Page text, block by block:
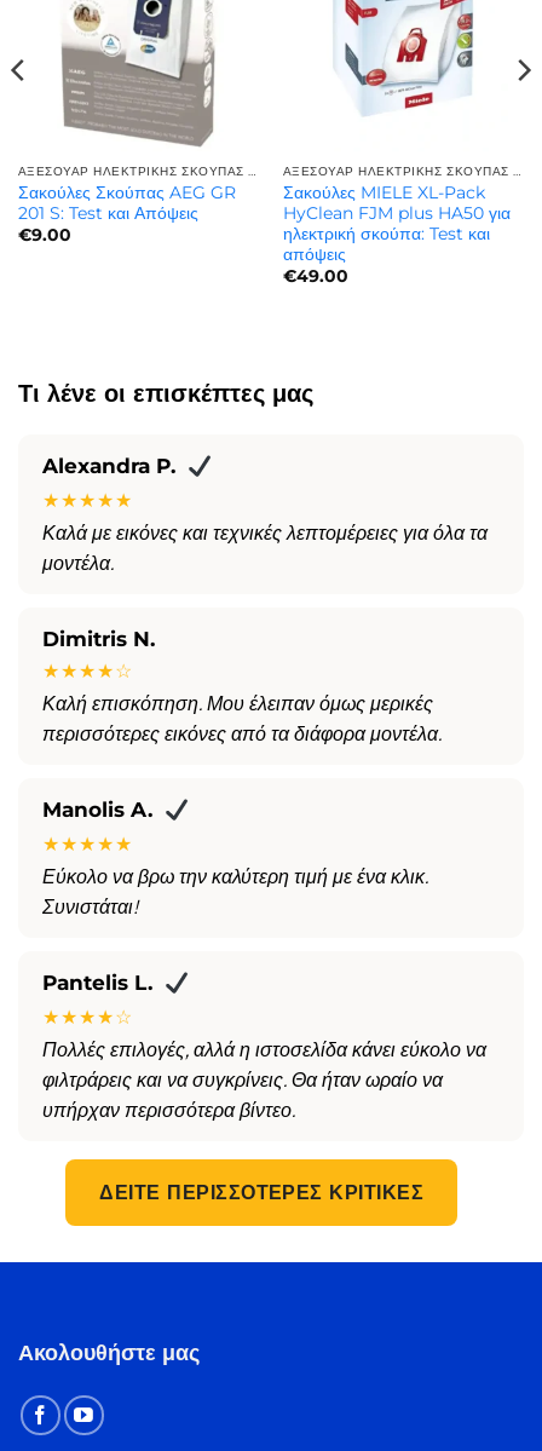
ΑΞΕΣΟΥΆΡ ΗΛΕΚΤΡΙΚΉΣ ΣΚΟΎΠΑΣ | ΠΟΙΌΤΗΤΑ ΚΑΙ ΑΝΤΟΧΉ
Σακούλες Σκούπας AEG GR
201 S: Test και Απόψεις
€9.00
ΑΞΕΣΟΥΆΡ ΗΛΕΚΤΡΙΚΉΣ ΣΚΟΎΠΑΣ | ΠΟΙΌΤΗΤΑ ΚΑΙ ΑΝΤΟΧΉ
Σακούλες MIELE XL-Pack
HyClean FJM plus HA50 για
ηλεκτρική σκούπα: Test και
απόψεις
€49.00
Τι λένε οι επισκέπτες μας
Alexandra P.
★★★★★
Καλά με εικόνες και τεχνικές λεπτομέρειες για όλα τα
μοντέλα.
Dimitris N.
★★★★☆
Καλή επισκόπηση. Μου έλειπαν όμως μερικές
περισσότερες εικόνες από τα διάφορα μοντέλα.
Manolis A.
★★★★★
Εύκολο να βρω την καλύτερη τιμή με ένα κλικ.
Συνιστάται!
Pantelis L.
★★★★☆
Πολλές επιλογές, αλλά η ιστοσελίδα κάνει εύκολο να
φιλτράρεις και να συγκρίνεις. Θα ήταν ωραίο να
υπήρχαν περισσότερα βίντεο.
ΔΕΊΤΕ ΠΕΡΙΣΣΌΤΕΡΕΣ ΚΡΙΤΙΚΈΣ
Ακολουθήστε μας